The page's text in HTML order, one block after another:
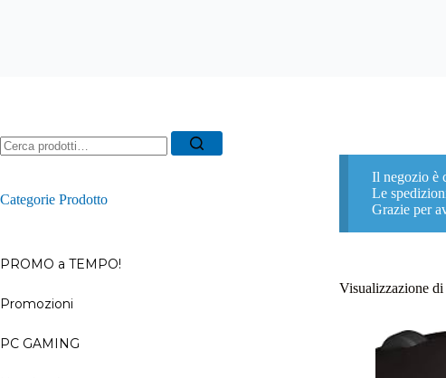
Il negozio è
Le
Grazie per
Visualizzazione
Ricerca
per:
Categorie Prodotto
PROMO a TEMPO!
Promozioni
–
PC GAMING